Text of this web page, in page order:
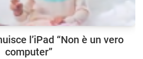
l’iPad “Non è un vero
computer”